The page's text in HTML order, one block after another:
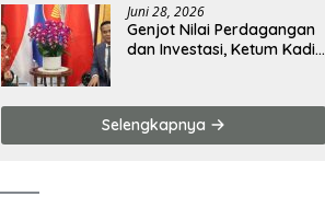
Juni 28, 2026
Genjot Nilai Perdagangan
dan Investasi, Ketum Kadin
Selengkapnya